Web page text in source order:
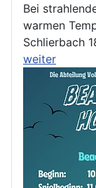
Bei
warmen
Schlierbach
weiter